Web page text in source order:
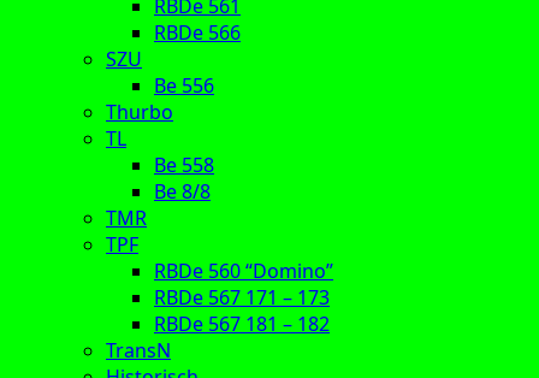
RBDe 561
RBDe 566
SZU
Be 556
Thurbo
TL
Be 558
Be 8/8
TMR
TPF
RBDe 560 “Domino”
RBDe 567 171 – 173
RBDe 567 181 – 182
TransN